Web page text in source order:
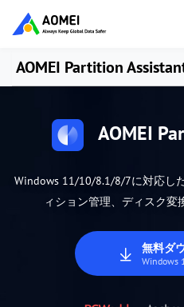
AOMEI Partition
AOMEI
Windows 11/10/8.1/8/7に対応し
ィション管理、ディスク変
無料ダ
Windows